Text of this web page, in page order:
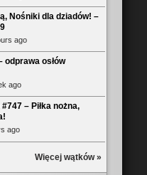
Nośniki dla dziadów! –
ago
odprawa osłów
ago
– Piłka nożna,
ago
Więcej wątków »